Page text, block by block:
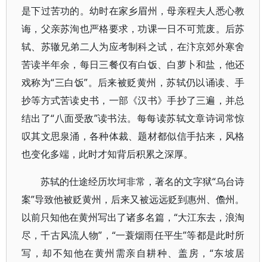
是下过苦功的。幼时在家乡眉州，母亲程夫人悉心教
诲，父亲苏洵也严格要求，功课一日不可荒废。后苏
轼、苏辙兄弟二人为应考制科之试，在汴京郊外寒舍
苦读半年余，每日三餐仅有白饭、白萝卜和盐，他还
戏称为“三白饭”。后来被贬黄州，苏轼仍以诵读、手
抄等方式苦读史书，一部《汉书》手抄了三遍，并总
结出了“八面受敌”读书法。每每读苏轼文章诗词常惊
叹其文思泉涌，各种体裁、题材都似信手拈来，风格
也变化多端，此时才知背后积累之深厚。
苏轼的仕途经历坎坷非常，著名的文字狱“乌台诗
案”导致他被贬黄州，后来又被远远贬到惠州、儋州。
以前只知他在黄州写出了诸多名篇，“大江东去，浪淘
尽，千古风流人物”，“一蓑烟雨任平生”等都是此时所
写，却不知他在黄州需亲自耕种、盖房，“东坡居